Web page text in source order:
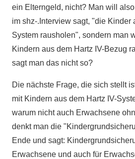
ein Elterngeld, nicht? Man will
im shz-.Interview sagt, "die Kinder
System rausholen", sondern man
Kindern aus dem Hartz IV-Bezug
sagt man das nicht so?
Die nächste Frage, die sich stellt
mit Kindern aus dem Hartz IV-
warum nicht auch Erwachsene
denkt man die
Ende und sagt:
Erwachsene und auch für